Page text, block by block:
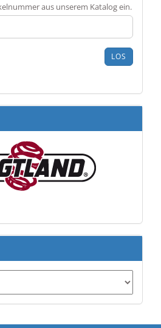
aus unserem Katalog ein.
LOS